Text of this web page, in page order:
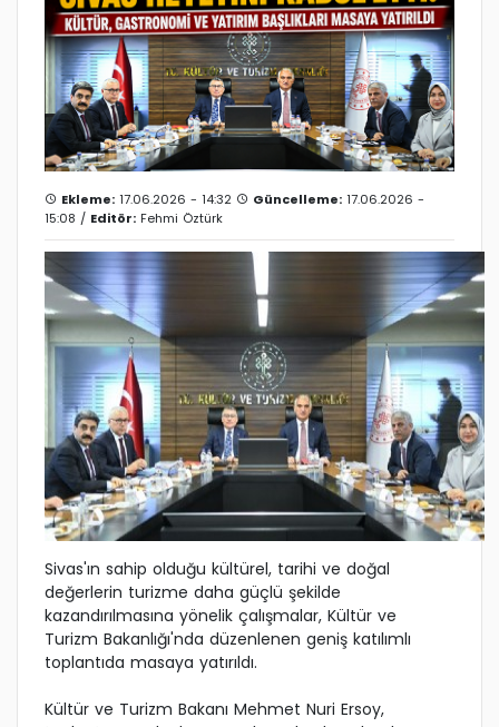
Ekleme: 17.06.2026 - 14:32 Güncelleme: 17.06.2026 -
15:08 / Editör: Fehmi Öztürk
Sivas'ın sahip olduğu kültürel, tarihi ve doğal
değerlerin turizme daha güçlü şekilde
kazandırılmasına yönelik çalışmalar, Kültür ve
Turizm Bakanlığı'nda düzenlenen geniş katılımlı
toplantıda masaya yatırıldı.
Kültür ve Turizm Bakanı Mehmet Nuri Ersoy,